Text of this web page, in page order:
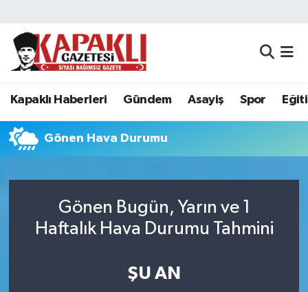
Kapaklı Haberleri Gündem Asayiş Spor
Gönen Hava Durumu
Gönen Bugün, Yarın ve 1
Haftalık Hava Durumu Tahmini
ŞU AN
Kapaklı Haberleri
Asayiş
Spor
Siyaset
Tekirdağ Nöbetçi Eczaneler
Tekirdağ Namaz Vakitleri
Tekirdağ Trafik Yoğunluk Haritası
Tüm Manşetler